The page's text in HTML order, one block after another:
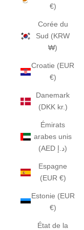
€)
Corée du
Sud (KRW
₩)
Croatie (EUR
€)
Danemark
(DKK kr.)
Émirats
arabes unis
(AED د.إ)
Espagne
(EUR €)
Estonie (EUR
€)
État de la